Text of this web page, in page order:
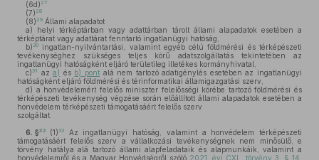
(6d) 27
(7) 28
(8) 29 Állami alapadatot
a) helyi térképtárban vagy adattárban tárolt állami alapadatok esetében a
térképtárat vagy adattárat fenntartó ingatlanügyi hatóság,
b) 30
ingatlan-nyilvántartási, valamint egyéb célú földmérési és térképészeti
tevékenységhez szükséges teljes körű adatszolgáltatás tekintetében az
ingatlanügyi hatóságként eljáró területileg illetékes kormányhivatal,
c) 31 aza) és b) pontalá nem tartozó adatigénylés esetében az ingatlanügyi
hatóságként eljáró földmérési és térinformatikai államigazgatási szerv,
d) a honvédelemért felelős miniszter felelősségi körébe tartozó földmérési és
térképészeti tevékenység végzése során előállított állami alapadatok esetében a
honvédelem térképészeti támogatásáért felelős szerv
szolgáltat.
6. §32 (1) 33Az ingatlanügyi hatóság, valamint a honvédelem térképészeti
támogatásáért felelős szerv a vállalkozási tevékenységnek nem minősülő, e
törvény hatálya alá tartozó állami alapfeladataik és alapmunkáik, valamint a
honvédelemről és a Magyar Honvédségről szóló 2021. évi CXL. törvény 3. § 14.